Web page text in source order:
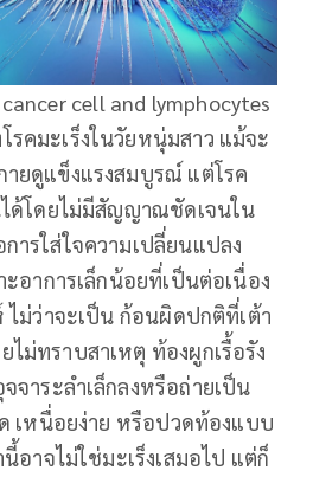
cell and lymphocytes
คมะเร็งในวัยหนุ่มสาว แม้จะ
ายดูแข็งแรงสมบูรณ์ แต่โรค
ได้โดยไม่มีสัญญาณชัดเจนใน
ารใส่ใจความเปลี่ยนแปลง
ะอาการเล็กน้อยที่เป็นต่อเนื่อง
ม่ว่าจะเป็น ก้อนผิดปกติที่เต้า
ม่ทราบสาเหตุ ท้องผูกเรื้อรัง
จาระลำเล็กลงหรือถ่ายเป็น
เหนื่อยง่าย หรือปวดท้องแบบ
อาจไม่ใช่มะเร็งเสมอไป แต่ก็